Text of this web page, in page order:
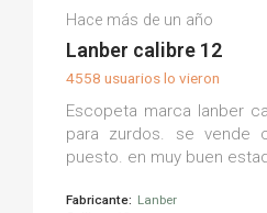
Melodia A.
(0)
Hace más de un año
Lanber calibre 12
4558 usuarios lo vieron
Escopeta marca lanber
para zurdos. se vende
puesto. en muy buen
Fabricante: Lanber